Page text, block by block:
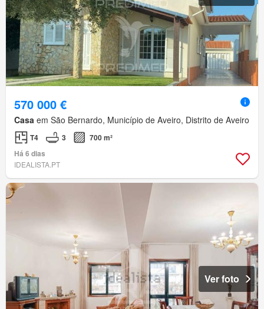
570 000 €
Casa em São Bernardo, Município de Aveiro, Distrito de Aveiro
T4 3
700 m²
Há 6 dias
IDEALISTA.PT
Ver foto